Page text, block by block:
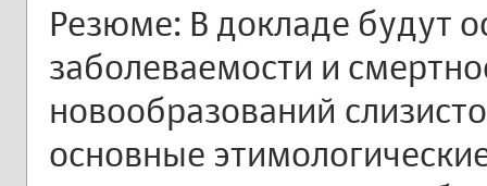
Резюме: В докладе будут
заболеваемости и
новообразований
основные